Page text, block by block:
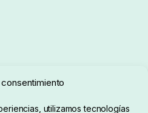
utilizamos tecnologías